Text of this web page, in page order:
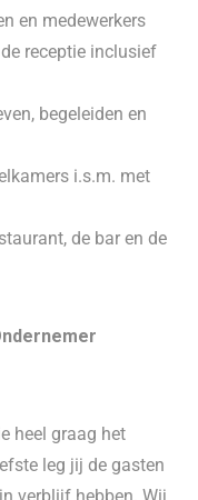
en medewerkers
receptie inclusief
begeleiden en
i.s.m. met
de bar en de
heel graag het
leg jij de gasten